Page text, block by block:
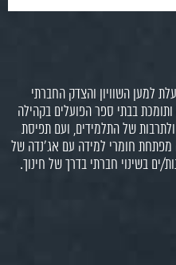
למען השוויון והצדק החברתי
בבתי ספר הפועלים בקהילה
של התלמידים, ועם תפיסת
מפתחת חומרי למידה עם אג'נדה של
ים בשינוי חברתי בדרך של חינוך.